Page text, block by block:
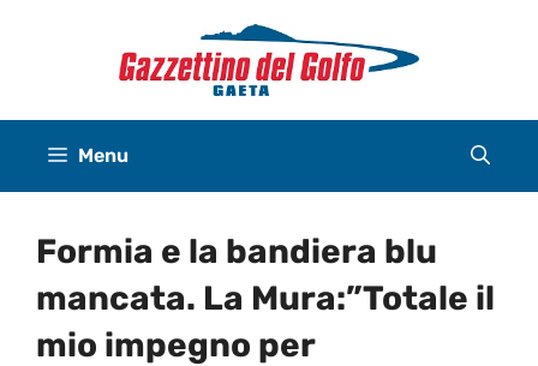
Menu
Formia e la bandiera blu
mancata. La Mura:”Totale il
mio impegno per